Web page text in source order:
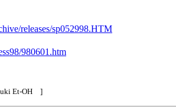
releases/sp052998.HTM
980601.htm
Et-OH ]